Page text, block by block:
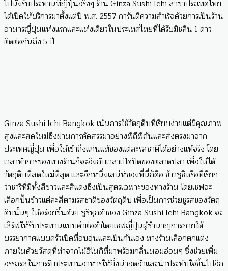
ไปนั่งรับประทานที่ญี่ปุ่นจริงๆ ร้าน Ginza Sushi Ichi สาขาประเทศไทย
ได้เปิดให้บริการมาตั้งแต่ปี พ.ศ. 2557 การันตีความสำเร็จด้วยการเป็นร้าน
อาหารญี่ปุ่นแห่งแรกและแห่งเดียวในประเทศไทยที่ได้รับมิชลิน 1 ดาว
ติดต่อกันถึง 5 ปี
Ginza Sushi Ichi Bangkok เน้นการใช้วัตถุดิบที่เรียบง่ายแต่มีคุณภาพ
สูงและสดใหม่ซึ่งผ่านการคัดสรรมาอย่างพิถีพิถันและส่งตรงมาจาก
ประเทศญี่ปุ่น เพื่อให้เข้าถึงแก่นแท้ของแต่ละรสชาติได้อย่างแท้จริง โดย
เวลาทำการของทางร้านก็จะอิงกับเวลาเปิดปิดของตลาดปลา เพื่อให้ได้
วัตถุดิบที่สดใหม่ที่สุด และอีกหนึ่งเสน่ห์ของที่นี่ก็คือ ข้าวซูชิหรือที่เรียก
ว่าชาริที่มีทั้งสีขาวและสีแดงซึ่งเป็นสูตรเฉพาะของทางร้าน โดยเชฟจะ
เลือกปั้นข้าวแต่ละสีตามรสชาติของวัตถุดิบ เพื่อเป็นการช่วยชูรสของวัตถุ
ดิบนั้นๆ ให้อร่อยขึ้นด้วย ซูชิทุกคำของ Ginza Sushi Ichi Bangkok จะ
เสิร์ฟให้รับประทานแบบคำต่อคำโดยเชฟญี่ปุ่นผู้ชำนาญการภายใต้
บรรยากาศแบบครัวเปิดที่อบอุ่นและเป็นกันเอง ทางร้านเลือกตกแต่ง
ภายในด้วยวัสดุที่ทำจากไม้ฮิโนกิที่มาพร้อมกลิ่นหอมอ่อนๆ ซึ่งช่วยเพิ่ม
อรรถรสในการรับประทานอาหารให้ยิ่งน่าจดจำและน่าประทับใจขึ้นไปอีก